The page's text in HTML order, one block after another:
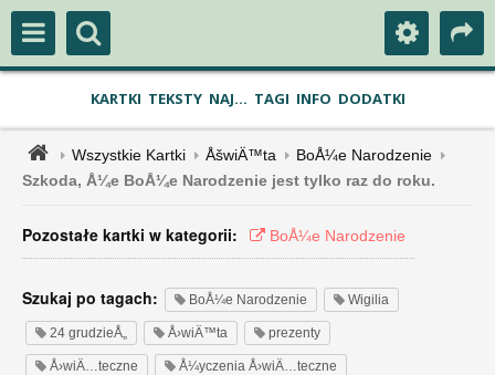
KARTKI TEKSTY NAJ... TAGI INFO DODATKI
Wszystkie Kartki ÅšwiÄ™ta
BoÅ¼e Narodzenie
Szkoda, Å¼e BoÅ¼e Narodzenie jest tylko raz do roku.
Pozostałe kartki w kategorii: BoÅ¼e Narodzenie
Szukaj po tagach: BoÅ¼e Narodzenie Wigilia
24 grudzieÅ„ Å›wiÄ™ta prezenty
Å›wiÄ…teczne Å¼yczenia Å›wiÄ…teczne